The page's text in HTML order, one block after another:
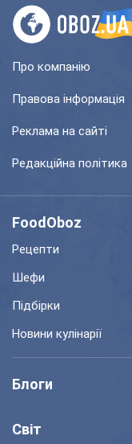
Про компанію
Правова інформація
Реклама на сайті
Редакційна політика
FoodOboz
Рецепти
Шефи
Підбірки
Новини кулінарії
Блоги
Світ